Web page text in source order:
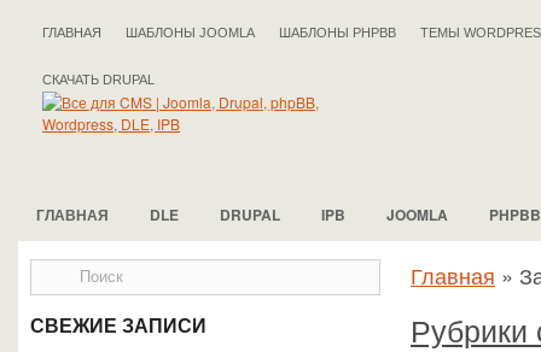
ГЛАВНАЯ ШАБЛОНЫ JOOMLA ШАБЛОНЫ PHPBB ТЕМЫ
СКАЧАТЬ DRUPAL
ГЛАВНАЯ DLE DRUPAL IPB JOOMLA PHPBB
СВЕЖИЕ ЗАПИСИ
Главная »
Рубрики